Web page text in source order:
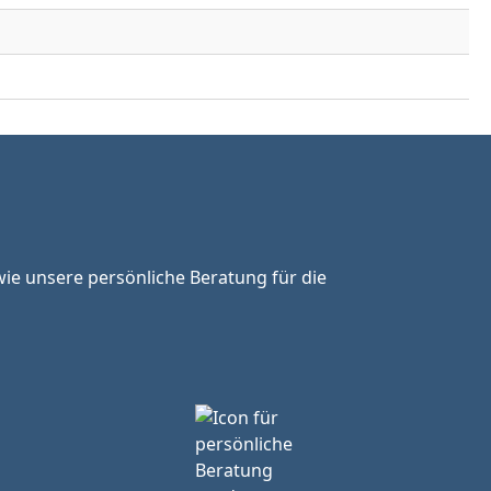
unsere persönliche Beratung für die